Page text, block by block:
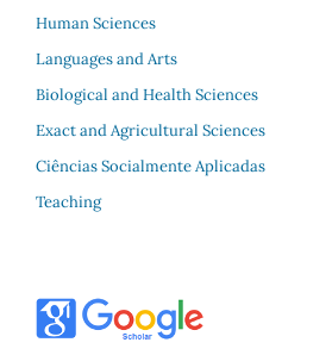
Human Sciences
Languages and Arts
Biological and Health Sciences
Exact and Agricultural Sciences
Ciências Socialmente Aplicadas
Teaching